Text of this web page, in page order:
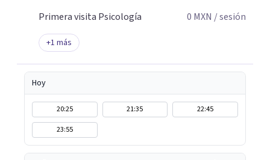
Primera visita Psicología
0 MXN / sesión
+1 más
Hoy
20:25 21:35
22:45
23:55